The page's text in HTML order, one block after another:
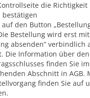
die Richtigkeit
bestätigen
auf den Button
Bestellung wird erst
absenden” verbindlich
Die Information über
finden Sie im
Abschnitt in AGB.
finden Sie auf